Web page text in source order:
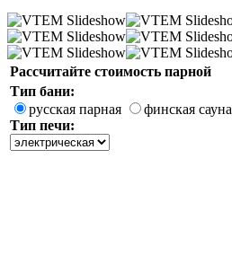
Рассчитайте стоимость парной
Тип бани:
русская парная
финская сауна
Тип печи: